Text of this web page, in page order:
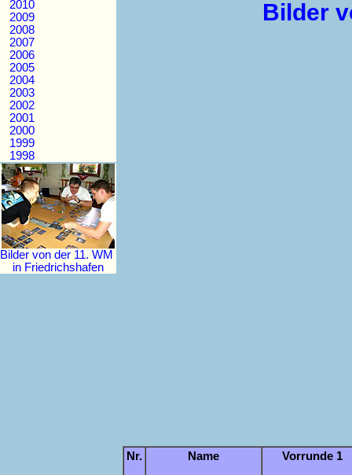
2010
2009
2008
2007
2006
2005
2004
2003
2002
2001
2000
1999
1998
Bilder von der 11. WM
in Friedrichshafen
Bilder
Nr. Name Vorrunde 1